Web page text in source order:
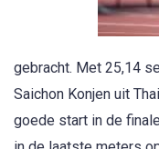
gebracht. Met 25,14
Saichon Konjen uit
goede start in de